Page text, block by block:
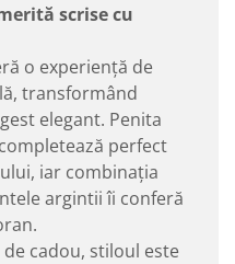
scrise cu
o experiență de
transformând
elegant. Penita
perfect
iar combinația
argintii îi conferă
cadou, stiloul este